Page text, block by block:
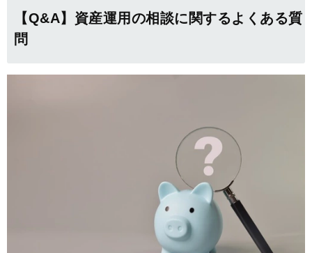
【Q&A】資産運用の相談に関するよくある質
問